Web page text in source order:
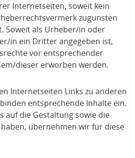
Internetseiten, soweit kein
zugunsten
Soweit als Urheber/in oder
in ein Dritter angegeben ist,
vor entsprechender
dieser erworben werden.
Internetseiten Links zu anderen
entsprechende Inhalte ein.
auf die Gestaltung sowie die
übernehmen wir für diese